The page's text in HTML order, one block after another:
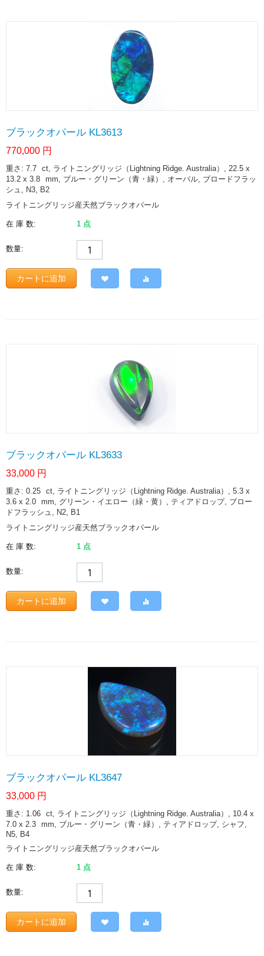
ブラックオパール KL3613
770,000 円
重さ: 7.7 ct, ライトニングリッジ（Lightning Ridge. Australia）, 22.5 x
13.2 x 3.8 mm, ブルー・グリーン（青・緑）, オーバル, ブロードフラッ
シュ, N3, B2
ライトニングリッジ産天然ブラックオパール
在 庫 数: 1 点
数量:
カートに追加
ブラックオパール KL3633
33,000 円
重さ: 0.25 ct, ライトニングリッジ（Lightning Ridge. Australia）, 5.3 x
3.6 x 2.0 mm, グリーン・イエロー（緑・黄）, ティアドロップ, ブロー
ドフラッシュ, N2, B1
ライトニングリッジ産天然ブラックオパール
在 庫 数: 1 点
数量:
カートに追加
ブラックオパール KL3647
33,000 円
重さ: 1.06 ct, ライトニングリッジ（Lightning Ridge. Australia）, 10.4 x
7.0 x 2.3 mm, ブルー・グリーン（青・緑）, ティアドロップ, シャフ,
N5, B4
ライトニングリッジ産天然ブラックオパール
在 庫 数: 1 点
数量:
カートに追加